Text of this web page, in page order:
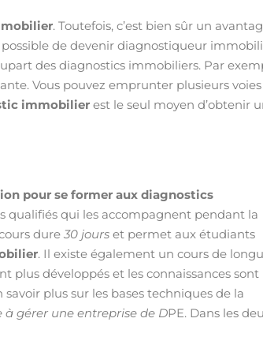
. Toutefois, c’est bien sûr un
possible de devenir diagnostiqueur
des diagnostics immobiliers. Par
Vous pouvez emprunter plusieurs voies
immobilier est le seul moyen d’obtenir
pour se former aux diagnostics
qualifiés qui les accompagnent pendant la
dure 30 jours et permet aux étudiants
. Il existe également un cours de
plus développés et les connaissances sont
savoir plus sur les bases techniques de la
à gérer une entreprise de DPE. Dans les